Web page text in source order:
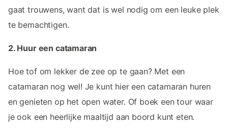
gaat trouwens, want dat is wel nodig om een leuke plek
te bemachtigen.
2. Huur een catamaran
Hoe tof om lekker de zee op te gaan? Met een
catamaran nog wel! Je kunt hier een catamaran huren
en genieten op het open water. Of boek een tour waar
je ook een heerlijke maaltijd aan boord kunt eten.